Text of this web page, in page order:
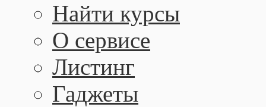
Найти курсы
О сервисе
Листинг
Гаджеты